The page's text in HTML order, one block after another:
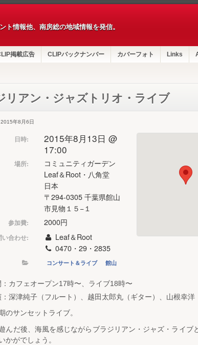
ト情報他、南房総の地域情報を発信。
掲載広告 CLIPバックナンバー カバーフォト Links
リアン・ジャズトリオ・ライブ
年8月6日
日時:
2015年8月13日 @
17:00
場所:
コミュニティガーデン
Leaf＆Root・八角堂
日本
〒294-0305 千葉県館山
市見物１５−１
参加費: 2000円
い合わせ:
Leaf＆Root
0470・29・2835
コンサート＆ライブ 館山
：カフェオープン17時〜、ライブ18時〜
：深津純子（フルート）、越田太郎丸（ギター）、山根幸洋
のサンセットライブ。
んだ後、海風を感じながらブラジリアン・ジャズ・ライブ
かがでしょう。